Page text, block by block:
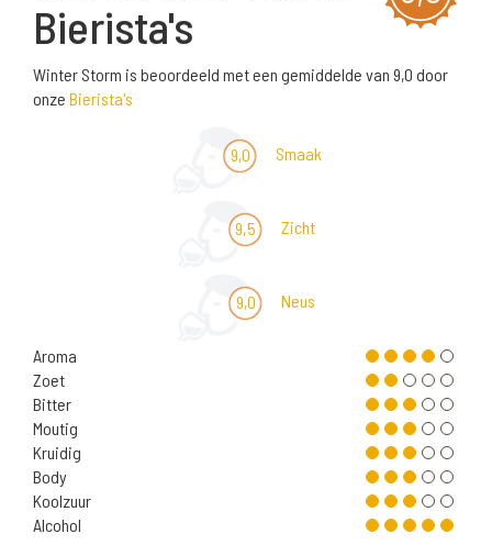
Bierista's
Winter Storm is beoordeeld met een gemiddelde van 9,0 door
onze Bierista's
9,0 Smaak
9,5 Zicht
9,0 Neus
Aroma
Zoet
Bitter
Moutig
Kruidig
Body
Koolzuur
Alcohol